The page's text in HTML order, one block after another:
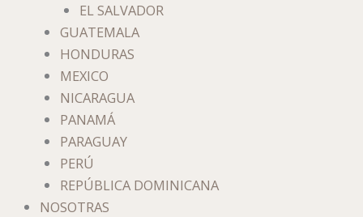
EL SALVADOR
GUATEMALA
HONDURAS
MEXICO
NICARAGUA
PANAMÁ
PARAGUAY
PERÚ
REPÚBLICA DOMINICANA
NOSOTRAS